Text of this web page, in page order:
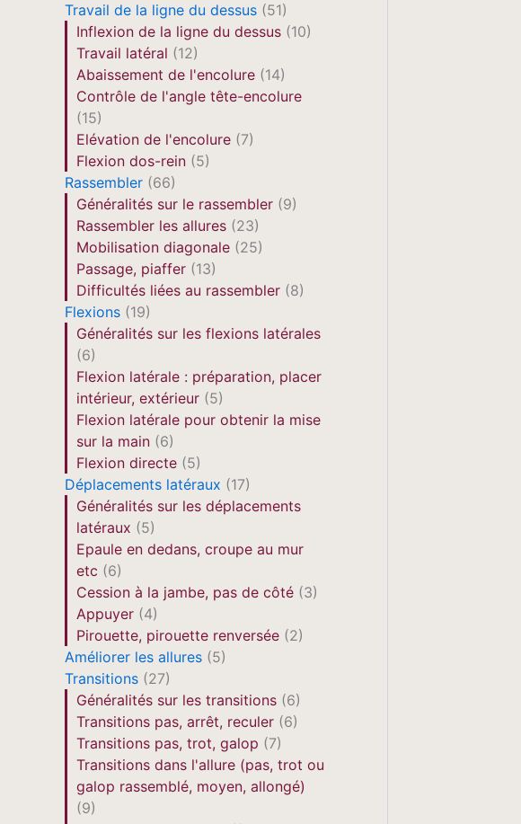
Travail de la ligne du dessus (51)
Inflexion de la ligne du dessus (10)
Travail latéral (12)
Abaissement de l'encolure (14)
Contrôle de l'angle tête-encolure
(15)
Elévation de l'encolure (7)
Flexion dos-rein (5)
Rassembler (66)
Généralités sur le rassembler (9)
Rassembler les allures (23)
Mobilisation diagonale (25)
Passage, piaffer (13)
Difficultés liées au rassembler (8)
Flexions (19)
Généralités sur les flexions latérales
(6)
Flexion latérale : préparation, placer
intérieur, extérieur (5)
Flexion latérale pour obtenir la mise
sur la main (6)
Flexion directe (5)
Déplacements latéraux (17)
Généralités sur les déplacements
latéraux (5)
Epaule en dedans, croupe au mur
etc (6)
Cession à la jambe, pas de côté (3)
Appuyer (4)
Pirouette, pirouette renversée (2)
Améliorer les allures (5)
Transitions (27)
Généralités sur les transitions (6)
Transitions pas, arrêt, reculer (6)
Transitions pas, trot, galop (7)
Transitions dans l'allure (pas, trot ou
galop rassemblé, moyen, allongé)
(9)